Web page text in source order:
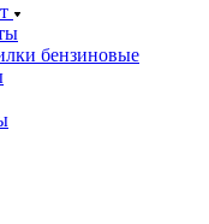
бензиновые